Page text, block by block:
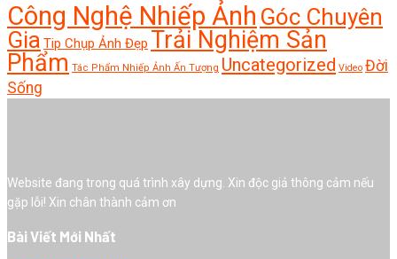
Công Nghệ Nhiếp Ảnh Góc Chuyên
Gia Tip Chụp Ảnh Đẹp Trải Nghiệm Sản
Phẩm Tác Phẩm Nhiếp Ảnh Ấn Tượng Uncategorized Video Đời
Sống
Website đang trong quá trình xây dựng. Xin độc giả thông cảm nếu
gặp lỗi! Xin chân thành cảm ơn
Bài Viết Mới Nhất